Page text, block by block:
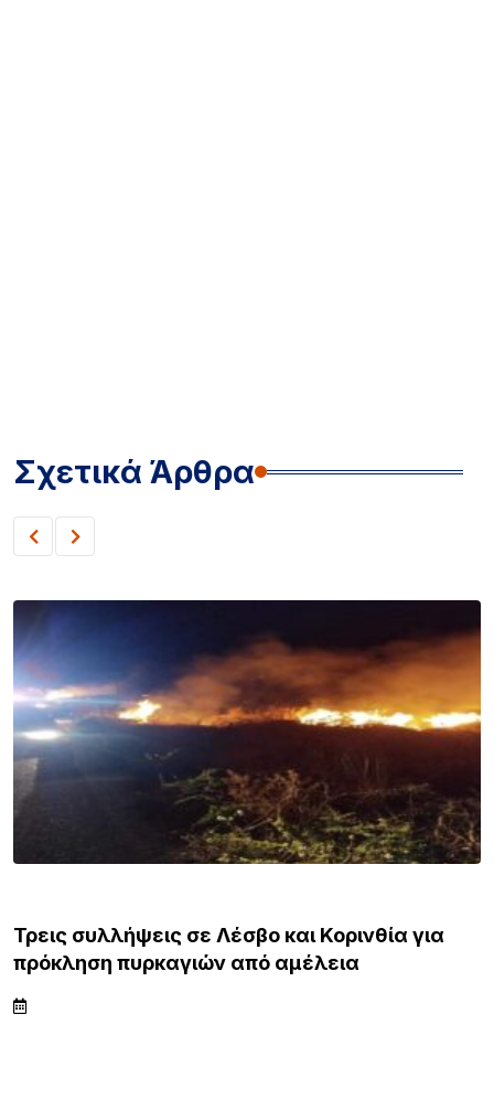
Σχετικά Άρθρα
Τρεις συλλήψεις σε Λέσβο και Κορινθία για
πρόκληση πυρκαγιών από αμέλεια